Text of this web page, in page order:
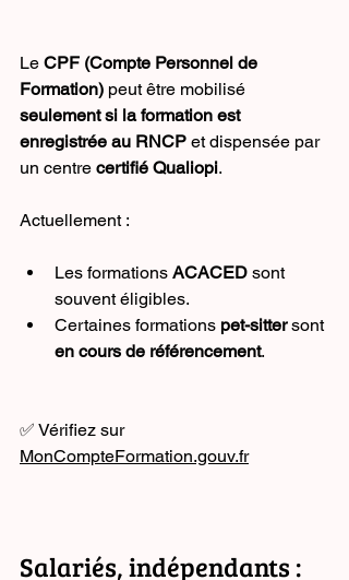
Le CPF (Compte Personnel de
Formation) peut être mobilisé
seulement si la formation est
enregistrée au RNCP et dispensée par
un centre certifié Qualiopi.
Actuellement :
Les formations ACACED sont
souvent éligibles.
Certaines formations pet-sitter sont
en cours de référencement.
✅ Vérifiez sur
MonCompteFormation.gouv.fr
Salariés, indépendants :